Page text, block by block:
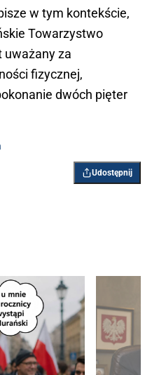
w tym kontekście,
Towarzystwo
uważany za
fizycznej,
dwóch pięter
Udostępnij